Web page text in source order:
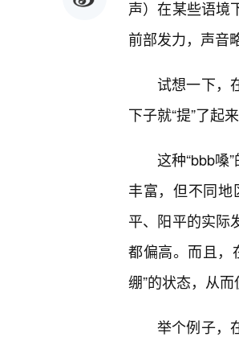
声）在某些语境
前部发力，声音
试想一下，
下子就“提”了起
这种“bbb嗓
丰富，但不同
平、阳平的实际
都偏高。而且，
绷”的状态，从
举个例子，